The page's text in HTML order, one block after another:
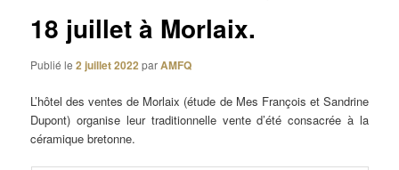
18 juillet à Morlaix.
Publié le2 juillet 2022 parAMFQ
L’hôtel des ventes de Morlaix (étude de Mes François et Sandrine
Dupont) organise leur traditionnelle vente d’été consacrée à la
céramique bretonne.